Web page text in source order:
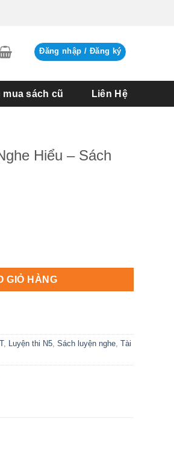
Đăng nhập / Đăng ký
mua sách cũ Liên Hệ
Hiểu – Sách
₫.
Sách luyện thi JLPT N5 số lượng
GIỎ HÀNG
, Luyện thi N5 ,Sách luyện nghe ,Tài